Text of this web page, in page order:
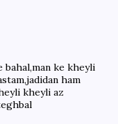
ke kheyli
ham
kheyli az